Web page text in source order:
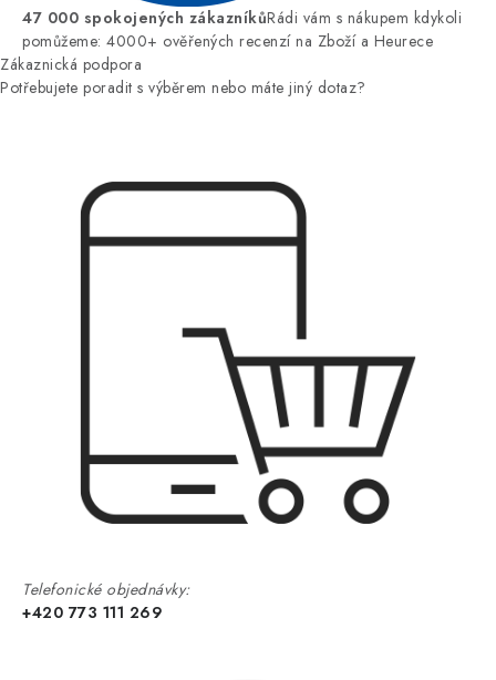
47 000 spokojených zákazníkůRádi vám s nákupem kdykoli
pomůžeme: 4000+ ověřených recenzí na Zboží a Heurece
Zákaznická podpora
Potřebujete poradit s výběrem nebo máte jiný dotaz?
Telefonické objednávky:
+420 773 111 269